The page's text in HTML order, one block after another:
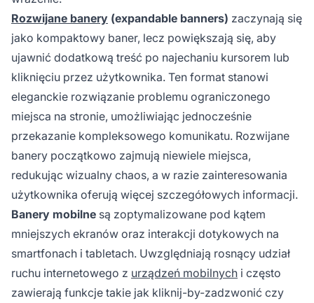
Rozwijane banery (expandable banners) zaczynają się
jako kompaktowy baner, lecz powiększają się, aby
ujawnić dodatkową treść po najechaniu kursorem lub
kliknięciu przez użytkownika. Ten format stanowi
eleganckie rozwiązanie problemu ograniczonego
miejsca na stronie, umożliwiając jednocześnie
przekazanie kompleksowego komunikatu. Rozwijane
banery początkowo zajmują niewiele miejsca,
redukując wizualny chaos, a w razie zainteresowania
użytkownika oferują więcej szczegółowych informacji.
Banery mobilne są zoptymalizowane pod kątem
mniejszych ekranów oraz interakcji dotykowych na
smartfonach i tabletach. Uwzględniają rosnący udział
ruchu internetowego z urządzeń mobilnych i często
zawierają funkcje takie jak kliknij-by-zadzwonić czy